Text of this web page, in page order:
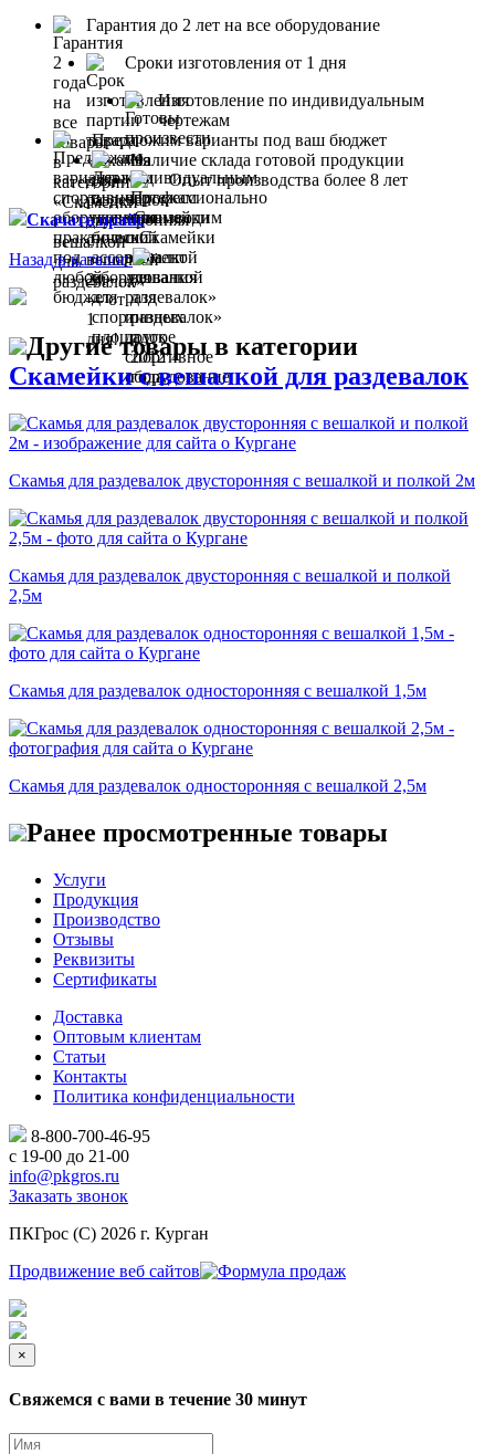
Гарантия до 2 лет на все оборудование
Сроки изготовления от 1 дня
Изготовление по индивидуальным
чертежам
Предложим варианты под ваш бюджет
Наличие склада готовой продукции
Опыт производства более 8 лет
Скачать прайс
Назад в каталог
Другие товары в категории
Скамейки с вешалкой для раздевалок
Скамья для раздевалок двусторонняя с вешалкой и полкой 2м
Скамья для раздевалок двусторонняя с вешалкой и полкой
2,5м
Скамья для раздевалок односторонняя с вешалкой 1,5м
Скамья для раздевалок односторонняя с вешалкой 2,5м
Ранее просмотренные товары
Услуги
Продукция
Производство
Отзывы
Реквизиты
Сертификаты
Доставка
Оптовым клиентам
Статьи
Контакты
Политика конфиденциальности
8-800-700-46-95
с 19-00 до 21-00
info@pkgros.ru
Заказать звонок
ПКГрос (С) 2026 г. Курган
Продвижение веб сайтов
×
Свяжемся с вами в течение 30 минут